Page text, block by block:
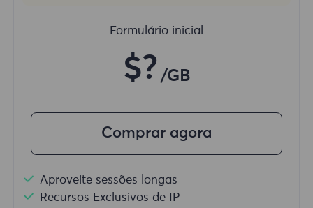
Formulário inicial
$? /GB
Comprar agora
Aproveite sessões longas
Recursos Exclusivos de IP